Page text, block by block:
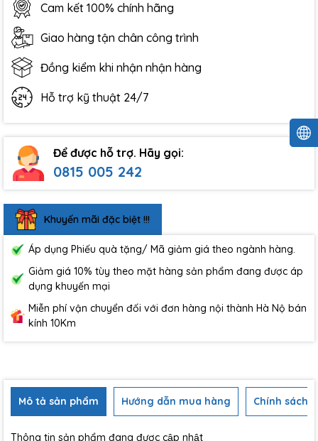
Cam kết 100% chính hãng
Giao hàng tận chân công trình
Đồng kiểm khi nhận nhận hàng
Hỗ trợ kỹ thuật 24/7
Để được hỗ trợ. Hãy gọi:
0815 005 242
Khuyến mãi đặc biệt !!!
Áp dụng Phiếu quà tặng/ Mã giảm giá theo ngành hàng.
Giảm giá 10% tùy theo mặt hàng sản phẩm đang được áp
dụng khuyến mại
Miễn phí vận chuyển đối với đơn hàng nội thành Hà Nộ bán
kính 10Km
Mô tả sản phẩm Hướng dẫn mua hàng Chính sách
Thông tin sản phẩm đang được cập nhật